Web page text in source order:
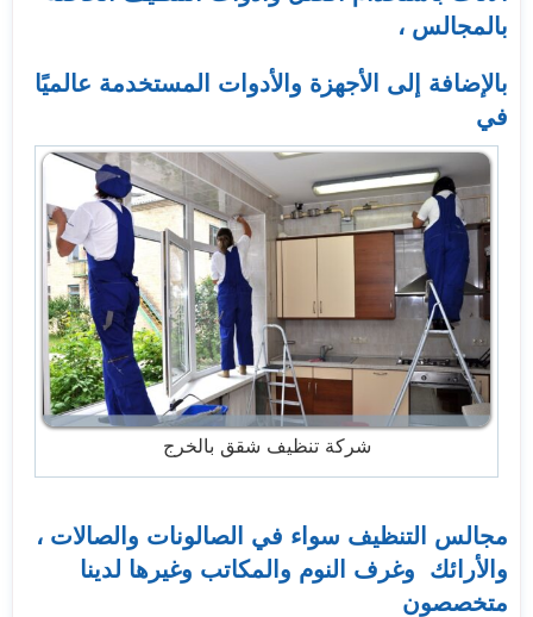
بالمجالس ،
بالإضافة إلى الأجهزة والأدوات المستخدمة عالميًا
في
شركة تنظيف شقق بالخرج
مجالس التنظيف سواء في الصالونات والصالات ،
والأرائك وغرف النوم والمكاتب وغيرها لدينا
متخصصون